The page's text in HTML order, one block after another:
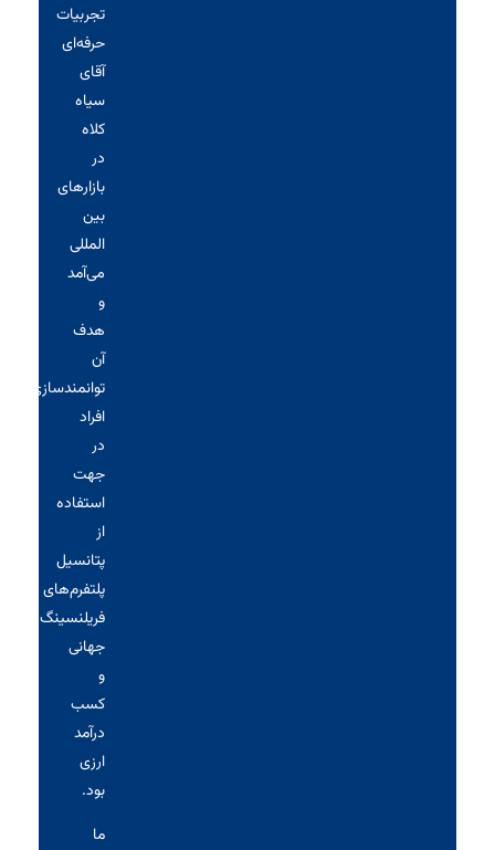
تجربیات
حرفه‌ای
آقای
سیاه‌
کلاه
در
بازارهای
بین
المللی
می‌آمد
و
هدف
آن
توانمندسازی
افراد
در
جهت
استفاده
از
پتانسیل
پلتفرم‌های
فریلنسینگ
جهانی
و
کسب
درآمد
ارزی
بود.
ما